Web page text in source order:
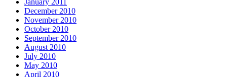
January 2011
December 2010
November 2010
October 2010
September 2010
August 2010
July 2010
May 2010
April 2010